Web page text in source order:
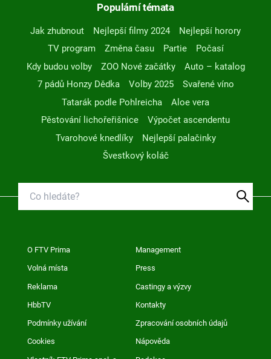
Populární témata
Jak zhubnout Nejlepší filmy 2024
Nejlepší horory
TV program
Změna času Partie
Počasí
Kdy budou volby
ZOO Nové začátky
Auto – katalog
7 pádů Honzy Dědka
Volby 2025
Svařené víno
Tatarák podle Pohlreicha
Aloe vera
Pěstování lichořeřišnice
Výpočet ascendentu
Tvarohové knedlíky
Nejlepší palačinky
Švestkový koláč
O FTV Prima Management
Volná místa Press
Reklama Castingy a výzvy
HbbTV Kontakty
Podmínky užívání Zpracování osobních údajů
Cookies Nápověda